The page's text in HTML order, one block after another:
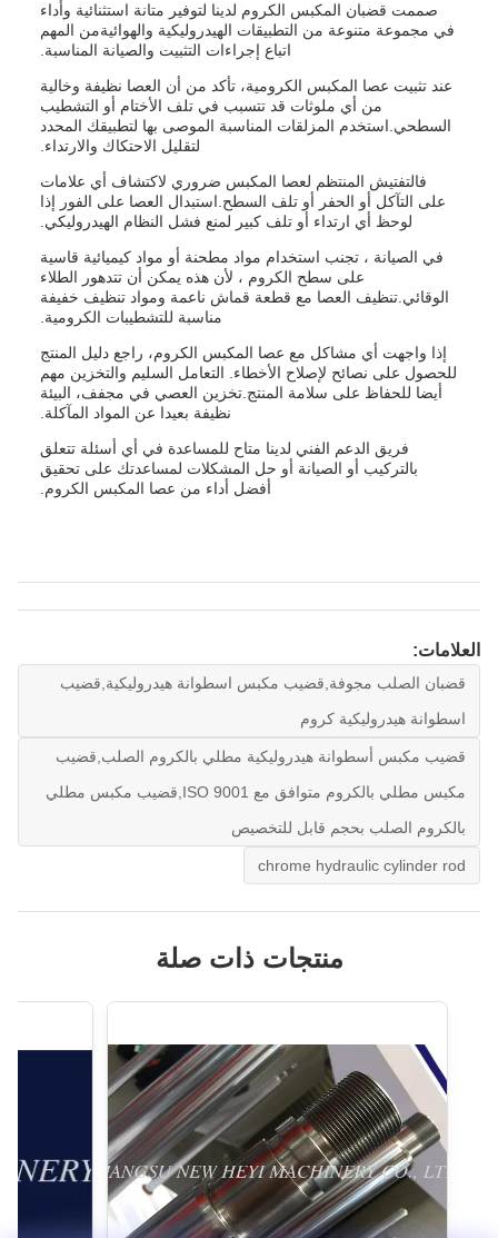
صممت قضبان المكبس الكروم لدينا لتوفير متانة استثنائية وأداء
في مجموعة متنوعة من التطبيقات الهيدروليكية والهوائيةمن المهم
اتباع إجراءات التثبيت والصيانة المناسبة.
عند تثبيت عصا المكبس الكرومية، تأكد من أن العصا نظيفة وخالية
من أي ملوثات قد تتسبب في تلف الأختام أو التشطيب
السطحي.استخدم المزلقات المناسبة الموصى بها لتطبيقك المحدد
لتقليل الاحتكاك والارتداء.
فالتفتيش المنتظم لعصا المكبس ضروري لاكتشاف أي علامات
على التآكل أو الحفر أو تلف السطح.استبدال العصا على الفور إذا
لوحظ أي ارتداء أو تلف كبير لمنع فشل النظام الهيدروليكي.
في الصيانة ، تجنب استخدام مواد مطحنة أو مواد كيميائية قاسية
على سطح الكروم ، لأن هذه يمكن أن تتدهور الطلاء
الوقائي.تنظيف العصا مع قطعة قماش ناعمة ومواد تنظيف خفيفة
مناسبة للتشطيبات الكرومية.
إذا واجهت أي مشاكل مع عصا المكبس الكروم، راجع دليل المنتج
للحصول على نصائح لإصلاح الأخطاء. التعامل السليم والتخزين مهم
أيضا للحفاظ على سلامة المنتج.تخزين العصي في مجفف، البيئة
نظيفة بعيدا عن المواد المآكلة.
فريق الدعم الفني لدينا متاح للمساعدة في أي أسئلة تتعلق
بالتركيب أو الصيانة أو حل المشكلات لمساعدتك على تحقيق
أفضل أداء من عصا المكبس الكروم.
العلامات:
قضبان الصلب مجوفة,قضيب مكبس اسطوانة هيدروليكية,قضيب
اسطوانة هيدروليكية كروم
قضيب مكبس أسطوانة هيدروليكية مطلي بالكروم الصلب,قضيب
مكبس مطلي بالكروم متوافق مع ISO 9001,قضيب مكبس مطلي
بالكروم الصلب بحجم قابل للتخصيص
chrome hydraulic cylinder rod
منتجات ذات صلة